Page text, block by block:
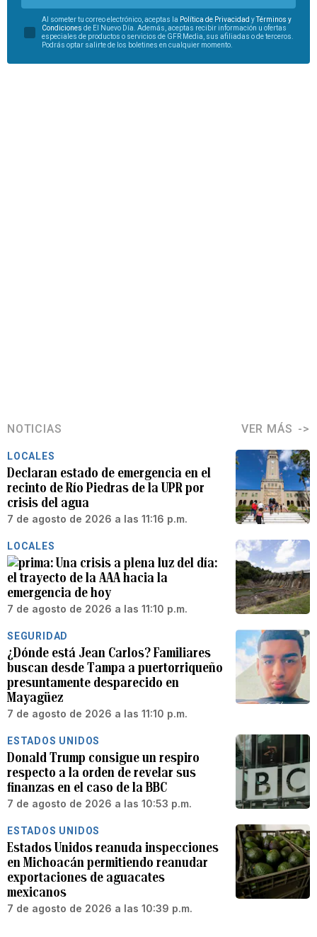
Al someter tu correo electrónico, aceptas la Política de Privacidad yTérminos y
Condiciones de El Nuevo Día. Además, aceptas recibir información u ofertas
especiales de productos o servicios de GFR Media, sus afiliadas o de terceros.
Podrás optar salirte de los boletines en cualquier momento.
NOTICIAS VER MÁS
LOCALES
Declaran estado de emergencia en el
recinto de Río Piedras de la UPR por
crisis del agua
7 de agosto de 2026 a las 11:16 p.m.
LOCALES
Una crisis a plena luz del día:
el trayecto de la AAA hacia la
emergencia de hoy
7 de agosto de 2026 a las 11:10 p.m.
SEGURIDAD
¿Dónde está Jean Carlos? Familiares
buscan desde Tampa a puertorriqueño
presuntamente desparecido en
Mayagüez
7 de agosto de 2026 a las 11:10 p.m.
ESTADOS UNIDOS
Donald Trump consigue un respiro
respecto a la orden de revelar sus
finanzas en el caso de la BBC
7 de agosto de 2026 a las 10:53 p.m.
ESTADOS UNIDOS
Estados Unidos reanuda inspecciones
en Michoacán permitiendo reanudar
exportaciones de aguacates
mexicanos
7 de agosto de 2026 a las 10:39 p.m.